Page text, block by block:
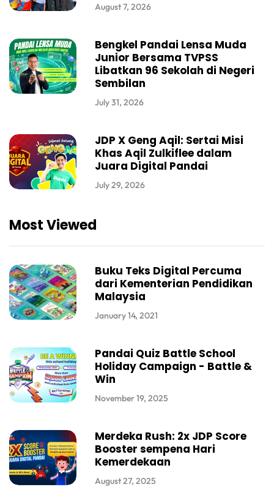
August 7, 2026
Bengkel Pandai Lensa Muda
Junior Bersama TVPSS
Libatkan 96 Sekolah di Negeri
Sembilan
July 31, 2026
JDP X Geng Aqil: Sertai Misi
Khas Aqil Zulkiflee dalam
Juara Digital Pandai
July 29, 2026
Most Viewed
Buku Teks Digital Percuma
dari Kementerian Pendidikan
Malaysia
January 14, 2021
Pandai Quiz Battle School
Holiday Campaign - Battle &
Win
November 19, 2025
Merdeka Rush: 2x JDP Score
Booster sempena Hari
Kemerdekaan
August 27, 2025